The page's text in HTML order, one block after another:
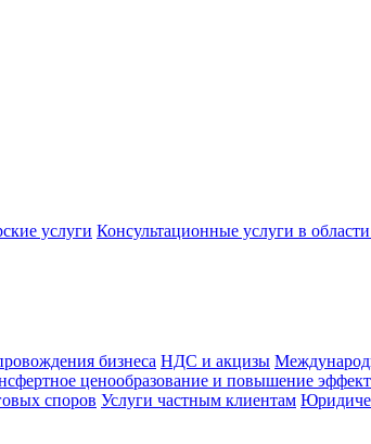
услуги Консультационные услуги в
бизнеса НДС и акцизы
ценообразование и повышение
споров Услуги частным клиентам